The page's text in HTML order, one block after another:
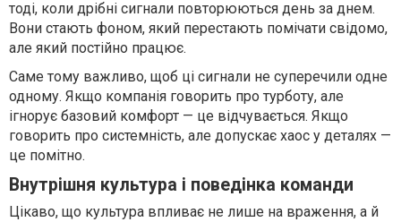
тоді, коли дрібні сигнали повторюються день за днем.
Вони стають фоном, який перестають помічати свідомо,
але який постійно працює.
Саме тому важливо, щоб ці сигнали не суперечили одне
одному. Якщо компанія говорить про турботу, але
ігнорує базовий комфорт — це відчувається. Якщо
говорить про системність, але допускає хаос у деталях —
це помітно.
Внутрішня культура і поведінка команди
Цікаво, що культура впливає не лише на враження, а й